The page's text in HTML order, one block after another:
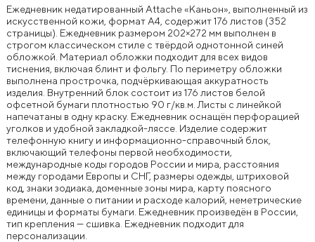
Ежедневник недатированный Attache «Каньон», выполненный из
искусственной кожи, формат A4, содержит 176 листов (352
страницы). Ежедневник размером 202×272 мм выполнен в
строгом классическом стиле с твёрдой однотонной синей
обложкой. Материал обложки подходит для всех видов
тиснения, включая блинт и фольгу. По периметру обложки
выполнена прострочка, подчёркивающая аккуратность
изделия. Внутренний блок состоит из 176 листов белой
офсетной бумаги плотностью 90 г/кв.м. Листы с линейкой
напечатаны в одну краску. Ежедневник оснащён перфорацией
уголков и удобной закладкой-ляссе. Изделие содержит
телефонную книгу и информационно-справочный блок,
включающий телефоны первой необходимости,
международные коды городов России и мира, расстояния
между городами Европы и СНГ, размеры одежды, штриховой
код, знаки зодиака, доменные зоны мира, карту поясного
времени, данные о питании и расходе калорий, неметрические
единицы и форматы бумаги. Ежедневник произведён в России,
тип крепления — сшивка. Ежедневник подходит для
персонализации.